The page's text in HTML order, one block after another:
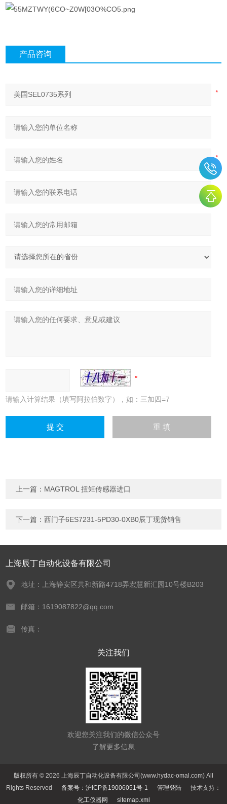
产品咨询
请输入计算结果（填写阿拉伯数字），如：三加四=7
上一篇： MAGTROL 扭矩传感器进口
下一篇：西门子6ES7231-5PD30-0XB0辰丁现货销售
上海辰丁自动化设备有限公司
地址：上海静安区共和新路4718弄宏慧新汇园10号楼B203
邮箱：1619087822@qq.com
传真：
关注我们
欢迎您关注我们的微信公众号
了解更多信息
版权所有 © 2026 上海辰丁自动化设备有限公司(www.hydac-omal.com) All
Rights Reserved 备案号：沪ICP备19006051号-1 管理登陆 技术支持：
化工仪器网
sitemap.xml